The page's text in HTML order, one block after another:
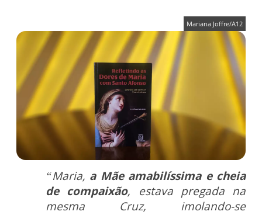
Mariana Joffre/A12
“Maria, a Mãe amabilíssima e cheia
de compaixão, estava pregada na
mesma Cruz, imolando-se